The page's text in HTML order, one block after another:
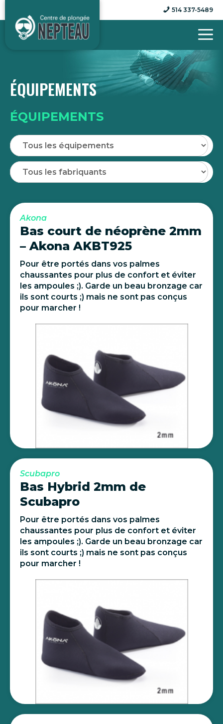
contenu
514 337-5489
ÉQUIPEMENTS
ÉQUIPEMENTS
Akona
Bas court de néoprène 2mm
– Akona AKBT925
Pour être portés dans vos palmes
chaussantes pour plus de confort et éviter
les ampoules ;). Garde un beau bronzage car
ils sont courts ;) mais ne sont pas conçus
pour marcher !
Scubapro
Bas Hybrid 2mm de
Scubapro
Pour être portés dans vos palmes
chaussantes pour plus de confort et éviter
les ampoules ;). Garde un beau bronzage car
ils sont courts ;) mais ne sont pas conçus
pour marcher !